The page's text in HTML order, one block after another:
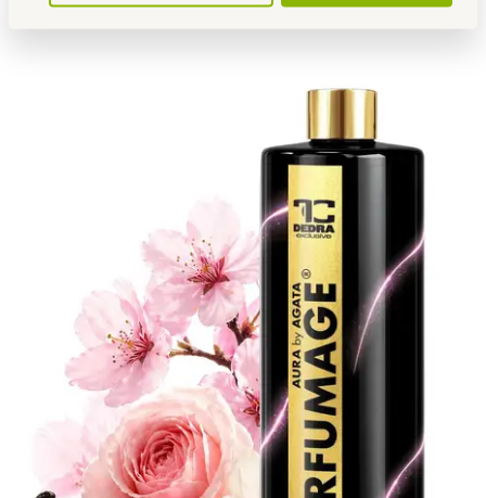
zachowaniu skuteczności.